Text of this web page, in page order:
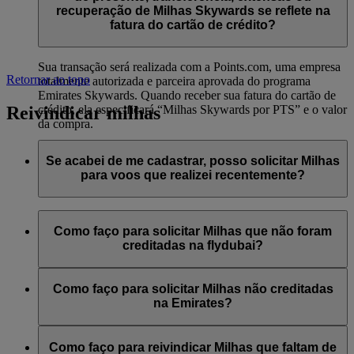
significa que não é possível comprar Milhas Skywards
adicionais para contas Minha família, nem oferecê-las como
recuperação de Milhas Skywards se reflete na
fatura do cartão de crédito?
Sua transação será realizada com a Points.com, uma empresa
totalmente autorizada e parceira aprovada do programa
Emirates Skywards. Quando receber sua fatura do cartão de
crédito, ela especificará “Milhas Skywards por PTS” e o valor
da compra.
Retornar ao topo
Reivindicar milhas
Se acabei de me cadastrar, posso solicitar Milhas
para voos que realizei recentemente?
Emirates, flydubai e Qantas completados até dois meses antes
do cadastro no Emirates Skywards.
No entanto, qualquer outra transação, como voos com outras
companhias aéreas parceiras ou compras de serviços e
produtos de parceiros, feita antes do seu cadastro, não se
Como faço para solicitar Milhas que não foram
creditadas na flydubai?
login e envie um pedido on-line em flydubai.com.
Como faço para solicitar Milhas não creditadas
na Emirates?
o login e envie umpedido on-line. É possível reivindicar
Como faço para reivindicar Milhas que faltam de